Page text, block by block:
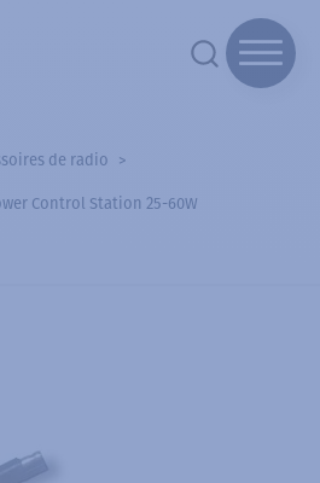
de radio
Control Station 25-60W